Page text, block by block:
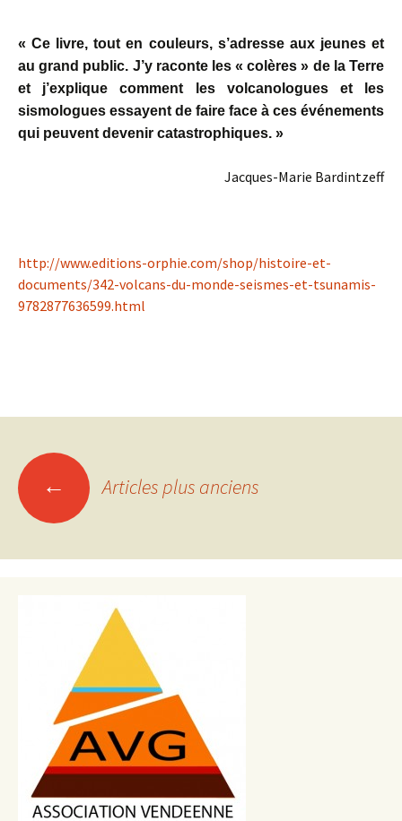
« Ce livre, tout en couleurs, s’adresse aux jeunes et
au grand public. J’y raconte les « colères » de la Terre
et j’explique comment les volcanologues et les
sismologues essayent de faire face à ces événements
qui peuvent devenir catastrophiques. »
Jacques-Marie Bardintzeff
http://www.editions-orphie.com/shop/histoire-et-
documents/342-volcans-du-monde-seismes-et-tsunamis-
9782877636599.html
Navigation
des
articles
← Articles plus anciens